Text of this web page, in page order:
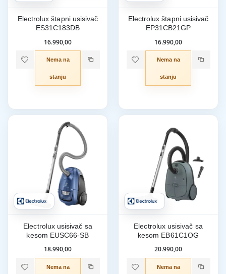
Electrolux štapni usisivač
ES31C183DB
16.990,00
Nema na
stanju
Electrolux štapni usisivač
EP31CB21GP
16.990,00
Nema na
stanju
Electrolux usisivač sa
kesom EUSC66-SB
18.990,00
Nema na
Electrolux usisivač sa
kesom EB61C1OG
20.990,00
Nema na